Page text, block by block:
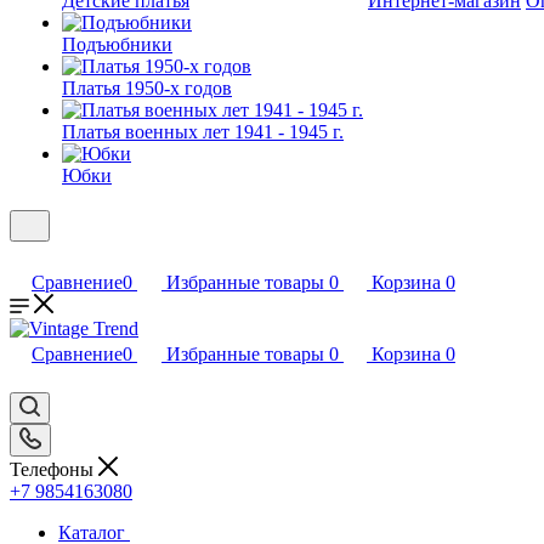
Подъюбники
Платья 1950-х годов
Платья военных лет 1941 - 1945 г.
Юбки
Сравнение0 Избранные товары 0 Корзина 0
Сравнение0 Избранные товары 0 Корзина 0
Телефоны
+7 9854163080
Каталог